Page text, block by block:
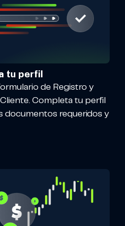
tu perfil
de Registro y
Completa tu perfil
documentos requeridos y